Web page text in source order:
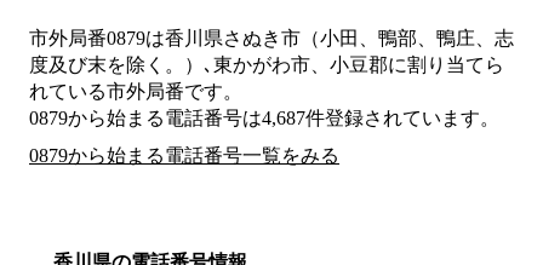
市外局番0879は香川県さぬき市（小田、鴨部、鴨庄、志
度及び末を除く。）､東かがわ市、小豆郡に割り当てら
れている市外局番です。
0879から始まる電話番号は4,687件登録されています。
0879から始まる電話番号一覧をみる